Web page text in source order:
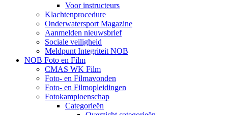
Voor instructeurs
Klachtenprocedure
Onderwatersport Magazine
Aanmelden nieuwsbrief
Sociale veiligheid
Meldpunt Integriteit NOB
NOB Foto en Film
CMAS WK Film
Foto- en Filmavonden
Foto- en Filmopleidingen
Fotokampioenschap
Categorieën